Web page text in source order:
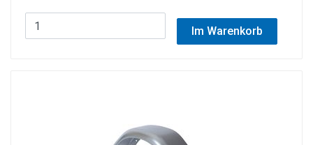
Im Warenkorb